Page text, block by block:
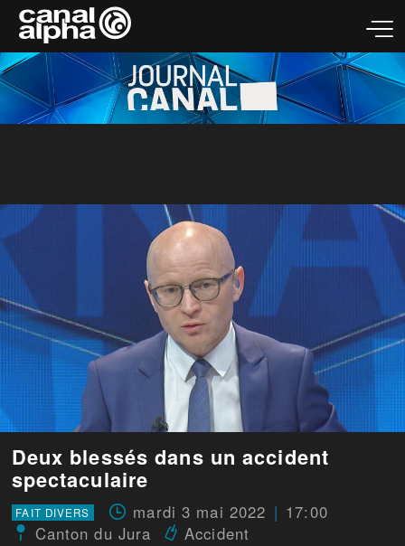
Deux blessés dans un accident
spectaculaire
FAIT DIVERS mardi 3 mai 2022
17:00
Canton du Jura
Accident